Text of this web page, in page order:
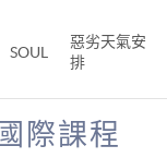
SOUL
惡劣天氣安
排
際課程